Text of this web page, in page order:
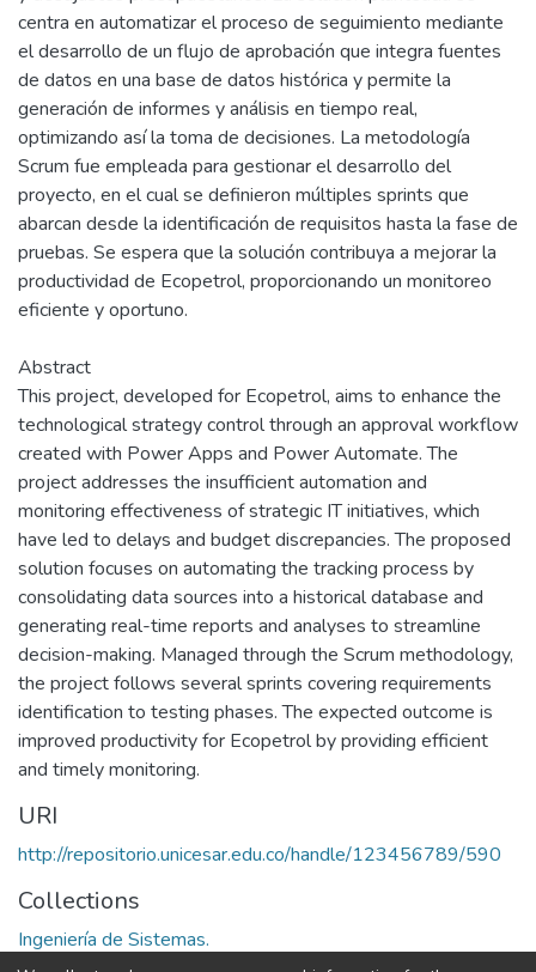
centra en automatizar el proceso de seguimiento mediante
el desarrollo de un flujo de aprobación que integra fuentes
de datos en una base de datos histórica y permite la
generación de informes y análisis en tiempo real,
optimizando así la toma de decisiones. La metodología
Scrum fue empleada para gestionar el desarrollo del
proyecto, en el cual se definieron múltiples sprints que
abarcan desde la identificación de requisitos hasta la fase de
pruebas. Se espera que la solución contribuya a mejorar la
productividad de Ecopetrol, proporcionando un monitoreo
eficiente y oportuno.
Abstract
This project, developed for Ecopetrol, aims to enhance the
technological strategy control through an approval workflow
created with Power Apps and Power Automate. The
project addresses the insufficient automation and
monitoring effectiveness of strategic IT initiatives, which
have led to delays and budget discrepancies. The proposed
solution focuses on automating the tracking process by
consolidating data sources into a historical database and
generating real-time reports and analyses to streamline
decision-making. Managed through the Scrum methodology,
the project follows several sprints covering requirements
identification to testing phases. The expected outcome is
improved productivity for Ecopetrol by providing efficient
and timely monitoring.
URI
http://repositorio.unicesar.edu.co/handle/123456789/590
Collections
Ingeniería de Sistemas.